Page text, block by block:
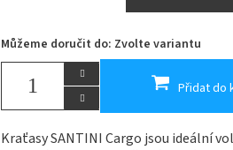
Můžeme doručit do: Zvolte variantu
Přidat do
Kraťasy SANTINI Cargo jsou ideální